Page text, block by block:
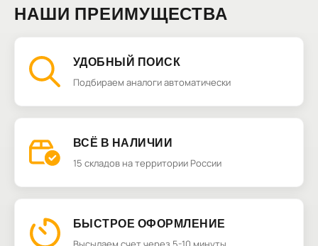
НАШИ ПРЕИМУЩЕСТВА
УДОБНЫЙ ПОИСК
Подбираем аналоги автоматически
ВСЁ В НАЛИЧИИ
15 складов на территории России
БЫСТРОЕ ОФОРМЛЕНИЕ